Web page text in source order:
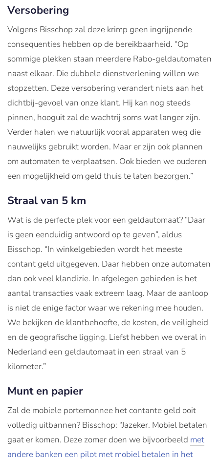
Versobering
Volgens Bisschop zal deze krimp geen ingrijpende
consequenties hebben op de bereikbaarheid. “Op
sommige plekken staan meerdere Rabo-geldautomaten
naast elkaar. Die dubbele dienstverlening willen we
stopzetten. Deze versobering verandert niets aan het
dichtbij-gevoel van onze klant. Hij kan nog steeds
pinnen, hooguit zal de wachtrij soms wat langer zijn.
Verder halen we natuurlijk vooral apparaten weg die
nauwelijks gebruikt worden. Maar er zijn ook plannen
om automaten te verplaatsen. Ook bieden we ouderen
een mogelijkheid om geld thuis te laten bezorgen.”
Straal van 5 km
Wat is de perfecte plek voor een geldautomaat? “Daar
is geen eenduidig antwoord op te geven”, aldus
Bisschop. “In winkelgebieden wordt het meeste
contant geld uitgegeven. Daar hebben onze automaten
dan ook veel klandizie. In afgelegen gebieden is het
aantal transacties vaak extreem laag. Maar de aanloop
is niet de enige factor waar we rekening mee houden.
We bekijken de klantbehoefte, de kosten, de veiligheid
en de geografische ligging. Liefst hebben we overal in
Nederland een geldautomaat in een straal van 5
kilometer.”
Munt en papier
Zal de mobiele portemonnee het contante geld ooit
volledig uitbannen? Bisschop: “Jazeker. Mobiel betalen
gaat er komen. Deze zomer doen we bijvoorbeeld met
andere banken een pilot met mobiel betalen in het